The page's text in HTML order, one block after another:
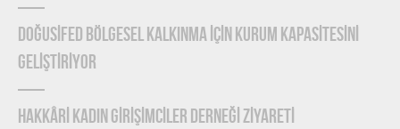
DOĞUSİFED BÖLGESEL KALKINMA İÇİN KURUM KAPASİTESİNİ
GELİŞTİRİYOR
HAKKÂRİ KADIN GİRİŞİMCİLER DERNEĞİ ZİYARETİ